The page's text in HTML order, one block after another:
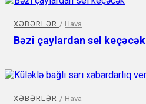
XƏBƏRLƏR / Hava
Bəzi çaylardan sel keçəcək
XƏBƏRLƏR / Hava